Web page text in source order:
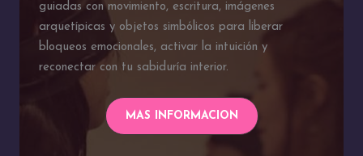
guiadas con movimiento, escritura, imágenes
arquetípicas y objetos simbólicos para liberar
bloqueos emocionales, activar la intuición y
reconectar con tu sabiduría interior.
MAS INFORMACION